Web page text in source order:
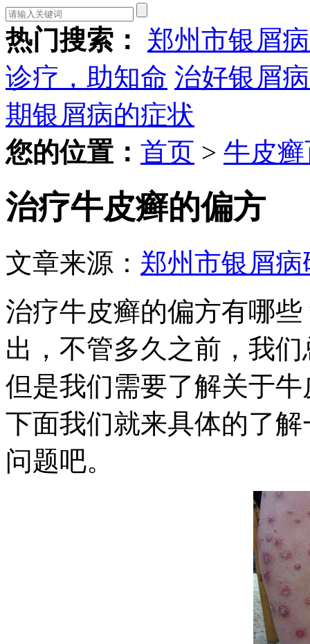
热门搜索：
郑州市银屑
诊疗，助知命 治好银屑
期银屑病的症状
您的位置： 首页 > 牛皮
治疗牛皮癣的偏方
文章来源： 郑州市银屑病
治疗牛皮癣的偏方有哪些
出，不管多久之前，我
但是我们需要了解关于
下面我们就来具体的了
问题吧。